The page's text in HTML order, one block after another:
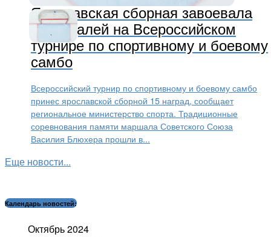
Ярославская сборная завоевала
15 медалей на Всероссийском
турнире по спортивному и боевому
самбо
Всероссийский турнир по спортивному и боевому самбо
принес ярославской сборной 15 наград, сообщает
региональное министерство спорта. Традиционные
соревнования памяти маршала Советского Союза
Василия Блюхера прошли в...
Еще новости...
Календарь новостей:
Октябрь 2024